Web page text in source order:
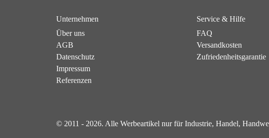
Unternehmen
Über uns
AGB
Datenschutz
Impressum
Referenzen
Service & Hilfe
FAQ
Versandkosten
Zufriedenheitsgarantie
© 2011 - 2026. Alle Werbeartikel nur für Industrie, Handel,